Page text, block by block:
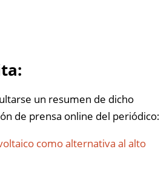
un resumen de dicho
de prensa online del periódico:
como alternativa al alto